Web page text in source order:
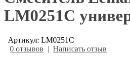
LM0251C
Артикул: LM0251C
0 отзывов | Написать отзыв